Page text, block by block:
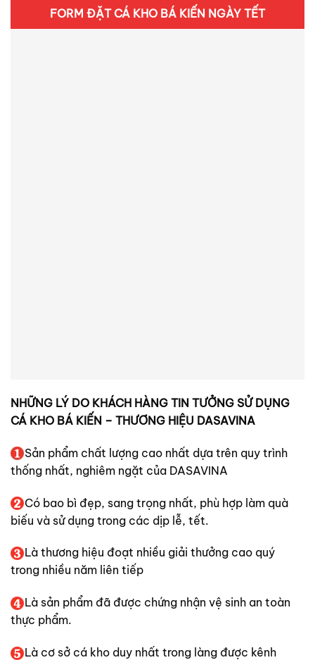
FORM ĐẶT CÁ KHO BÁ KIẾN NGÀY TẾT
NHỮNG LÝ DO KHÁCH HÀNG TIN TƯỞNG SỬ DỤNG
CÁ KHO BÁ KIẾN – THƯƠNG HIỆU DASAVINA
Sản phẩm chất lượng cao nhất dựa trên quy trình
thống nhất, nghiêm ngặt của DASAVINA
Có bao bì đẹp, sang trọng nhất, phù hợp làm quà
biếu và sử dụng trong các dịp lễ, tết.
Là thương hiệu đoạt nhiều giải thưởng cao quý
trong nhiều năm liên tiếp
Là sản phẩm đã được chứng nhận vệ sinh an toàn
thực phẩm.
Là cơ sở cá kho duy nhất trong làng được kênh